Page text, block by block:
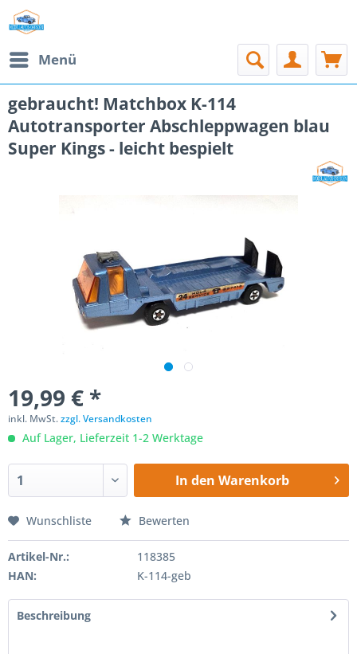
Menü
gebraucht! Matchbox K-114
Autotransporter Abschleppwagen blau
Super Kings - leicht bespielt
19,99 € *
inkl. MwSt.zzgl. Versandkosten
Auf Lager, Lieferzeit 1-2 Werktage
In den Warenkorb
Wunschliste Bewerten
Artikel-Nr.:
118385
HAN:
K-114-geb
Beschreibung